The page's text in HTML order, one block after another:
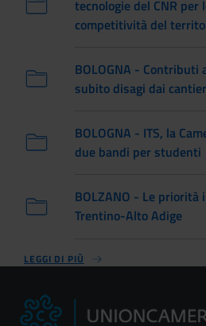
tecnologie del CNR per
competitività del
BOLOGNA - Contributi
subito disagi dai
BOLOGNA - ITS, la
due bandi per studenti
BOLZANO - Le
Trentino-Alto Adige
LEGGI DI PIÙ